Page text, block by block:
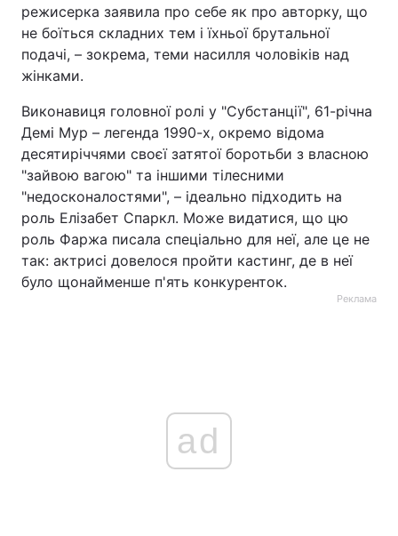
режисерка заявила про себе як про авторку, що
не боїться складних тем і їхньої брутальної
подачі, – зокрема, теми насилля чоловіків над
жінками.
Виконавиця головної ролі у "Субстанції", 61-річна
Демі Мур – легенда 1990-х, окремо відома
десятиріччями своєї затятої боротьби з власною
"зайвою вагою" та іншими тілесними
"недосконалостями", – ідеально підходить на
роль Елізабет Спаркл. Може видатися, що цю
роль Фаржа писала спеціально для неї, але це не
так: актрисі довелося пройти кастинг, де в неї
було щонайменше п'ять конкуренток.
Реклама
ad